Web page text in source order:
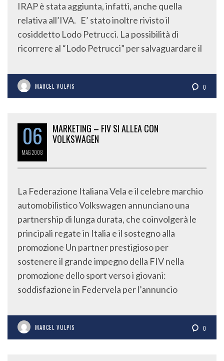
IRAP è stata aggiunta, infatti, anche quella
relativa all’IVA. E’ stato inoltre rivisto il
cosiddetto Lodo Petrucci. La possibilità di
ricorrere al “Lodo Petrucci” per salvaguardare il
MARCEL VULPIS 0
06
MAG2008
MARKETING – FIV SI ALLEA CON
VOLKSWAGEN
La Federazione Italiana Vela e il celebre marchio
automobilistico Volkswagen annunciano una
partnership di lunga durata, che coinvolgerà le
principali regate in Italia e il sostegno alla
promozione Un partner prestigioso per
sostenere il grande impegno della FIV nella
promozione dello sport verso i giovani:
soddisfazione in Federvela per l’annuncio
MARCEL VULPIS 0